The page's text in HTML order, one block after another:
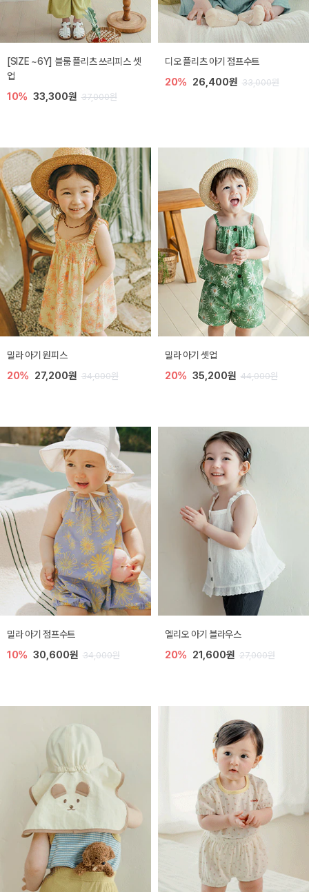
[SIZE ~6Y] 블룸 플리츠 쓰리피스 셋
업
10% 33,300원 37,000원
디오 플리츠 아기 점프수트
20% 26,400원 33,000원
밀라 아기 원피스
20% 27,200원 34,000원
밀라 아기 셋업
20% 35,200원 44,000원
밀라 아기 점프수트
10% 30,600원 34,000원
엘리오 아기 블라우스
20% 21,600원 27,000원